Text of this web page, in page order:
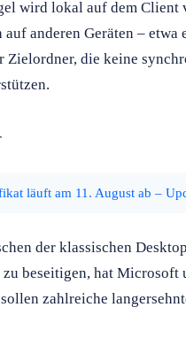
wird lokal auf dem Client
anderen Geräten – etwa
die keine
läuft am 11. August ab –
der klassischen
beseitigen, hat Microsoft
zahlreiche